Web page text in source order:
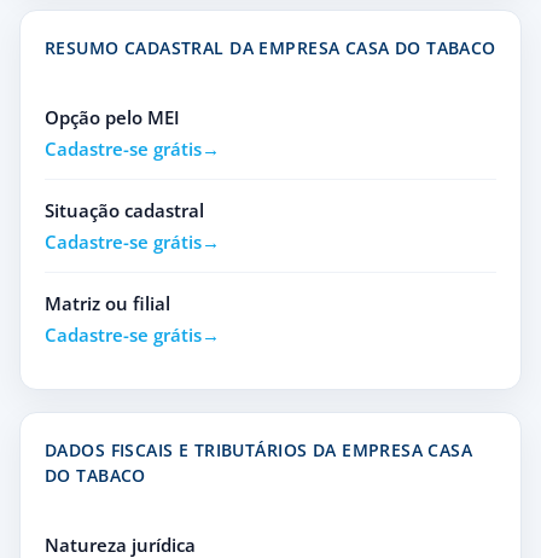
RESUMO CADASTRAL DA EMPRESA CASA DO TABACO
Opção pelo MEI
Cadastre-se grátis
Situação cadastral
Cadastre-se grátis
Matriz ou filial
Cadastre-se grátis
DADOS FISCAIS E TRIBUTÁRIOS DA EMPRESA CASA
DO TABACO
Natureza jurídica